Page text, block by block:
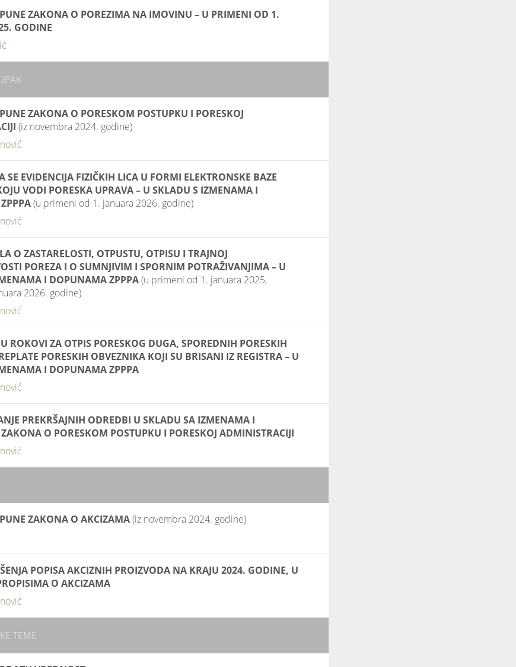
ZAKONA O POREZIMA NA IMOVINU – U PRIMENI OD 1.
GODINE
ZAKONA O PORESKOM POSTUPKU I PORESKOJ
(iz novembra 2024. godine)
SE EVIDENCIJA FIZIČKIH LICA U FORMI ELEKTRONSKE BAZE
VODI PORESKA UPRAVA – U SKLADU S IZMENAMA I
(u primeni od 1. januara 2026. godine)
O ZASTARELOSTI, OTPUSTU, OTPISU I TRAJNOJ
POREZA I O SUMNJIVIM I SPORNIM POTRAŽIVANJIMA – U
I DOPUNAMA ZPPPA(u primeni od 1. januara 2025,
2026. godine)
ROKOVI ZA OTPIS PORESKOG DUGA, SPOREDNIH PORESKIH
PORESKIH OBVEZNIKA KOJI SU BRISANI IZ REGISTRA – U
I DOPUNAMA ZPPPA
PREKRŠAJNIH ODREDBI U SKLADU SA IZMENAMA I
O PORESKOM POSTUPKU I PORESKOJ ADMINISTRACIJI
ZAKONA O AKCIZAMA(iz novembra 2024. godine)
POPISA AKCIZNIH PROIZVODA NA KRAJU 2024. GODINE, U
O AKCIZAMA
TEME